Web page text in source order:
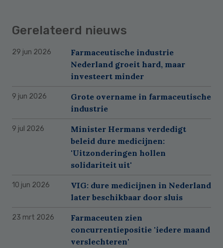
Gerelateerd nieuws
29 jun 2026
Farmaceutische industrie
Nederland groeit hard, maar
investeert minder
9 jun 2026
Grote overname in farmaceutische
industrie
9 jul 2026
Minister Hermans verdedigt
beleid dure medicijnen:
'Uitzonderingen hollen
solidariteit uit'
10 jun 2026
VIG: dure medicijnen in Nederland
later beschikbaar door sluis
23 mrt 2026
Farmaceuten zien
concurrentiepositie 'iedere maand
verslechteren'